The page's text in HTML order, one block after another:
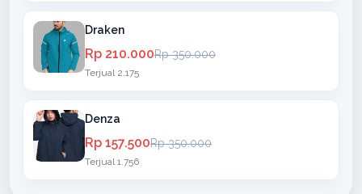
Draken
Rp 210.000Rp 350.000
Terjual 2.175
Denza
Rp 157.500Rp 350.000
Terjual 1.756